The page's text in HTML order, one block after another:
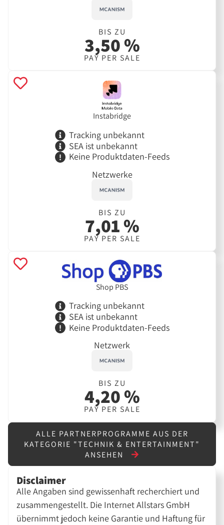
BIS ZU
3,50 %
PAY PER SALE
Instabridge
Tracking unbekannt
SEA ist unbekannt
Keine Produktdaten-Feeds
Netzwerke
BIS ZU
7,01 %
PAY PER SALE
Shop PBS
Tracking unbekannt
SEA ist unbekannt
Keine Produktdaten-Feeds
Netzwerk
BIS ZU
4,20 %
PAY PER SALE
ALLE PARTNERPROGRAMME AUS DER
KATEGORIE "TECHNIK & ENTERTAINMENT"
ANSEHEN
Disclaimer
Alle Angaben sind gewissenhaft recherchiert und
zusammengestellt. Die Internet Allstars GmbH
übernimmt jedoch keine Garantie und Haftung für